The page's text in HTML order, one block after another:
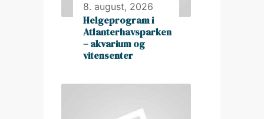
8. august, 2026
Helgeprogram i
Atlanterhavsparken
– akvarium og
vitensenter